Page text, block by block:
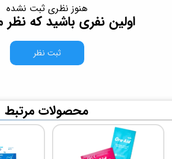
هنوز نظری ثبت نشده
اولین نفری باشید که
ثبت نظر
​محصولات مرتبط